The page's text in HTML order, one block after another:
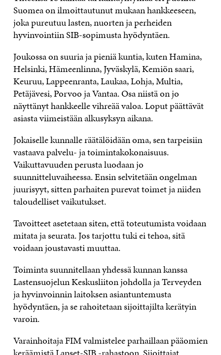
Suomea on ilmoittautunut mukaan hankkeeseen,
joka pureutuu lasten, nuorten ja perheiden
hyvinvointiin SIB-sopimusta hyödyntäen.
Joukossa on suuria ja pieniä kuntia, kuten Hamina,
Helsinki, Hämeenlinna, Jyväskylä, Kemiön saari,
Keuruu, Lappeenranta, Laukaa, Lohja, Multia,
Petäjävesi, Porvoo ja Vantaa. Osa niistä on jo
näyttänyt hankkeelle vihreää valoa. Loput päättävät
asiasta viimeistään alkusyksyn aikana.
Jokaiselle kunnalle räätälöidään oma, sen tarpeisiin
vastaava palvelu- ja toimintakokonaisuus.
Vaikuttavuuden perusta luodaan jo
suunnitteluvaiheessa. Ensin selvitetään ongelman
juurisyyt, sitten parhaiten purevat toimet ja niiden
taloudelliset vaikutukset.
Tavoitteet asetetaan siten, että toteutumista voidaan
mitata ja seurata. Jos tarjottu tuki ei tehoa, sitä
voidaan joustavasti muuttaa.
Toiminta suunnitellaan yhdessä kunnan kanssa
Lastensuojelun Keskusliiton johdolla ja Terveyden
ja hyvinvoinnin laitoksen asiantuntemusta
hyödyntäen, ja se rahoitetaan sijoittajilta kerätyin
varoin.
Varainhoitaja FIM valmistelee parhaillaan pääomien